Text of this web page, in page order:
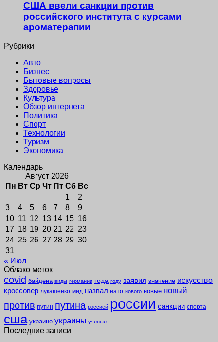
США ввели санкции против
российского института с курсами
ароматерапии
Рубрики
Авто
Бизнес
Бытовые вопросы
Здоровье
Культура
Обзор интернета
Политика
Спорт
Технологии
Туризм
Экономика
Календарь
Август 2026
Пн Вт Ср Чт Пт Сб Вс
1
2
3
4 5 6 7 8
9
10 11 12 13 14 15 16
17 18 19 20 21 22 23
24 25 26 27 28 29 30
31
« Июл
Облако меток
covid байдена виды германии года году заявил значение искусство
кроссовер лукашенко мид назвал нато нового новые новый
против путин путина россией россии санкции спорта
сша украине украины ученые
Последние записи